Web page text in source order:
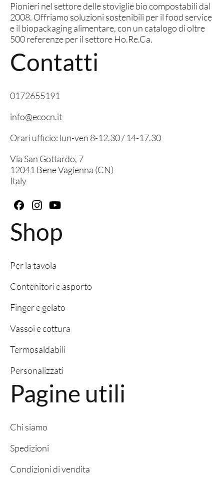
Pionieri nel settore delle stoviglie bio compostabili dal
2008. Offriamo soluzioni sostenibili per il food service
e il biopackaging alimentare, con un catalogo di oltre
500 referenze per il settore Ho.Re.Ca.
Contatti
0172655191
info@ecocn.it
Orari ufficio: lun-ven 8-12.30 / 14-17.30
Via San Gottardo, 7
12041 Bene Vagienna (CN)
Italy
Shop
Per la tavola
Contenitori e asporto
Finger e gelato
Vassoi e cottura
Termosaldabili
Personalizzati
Pagine utili
Chi siamo
Spedizioni
Condizioni di vendita